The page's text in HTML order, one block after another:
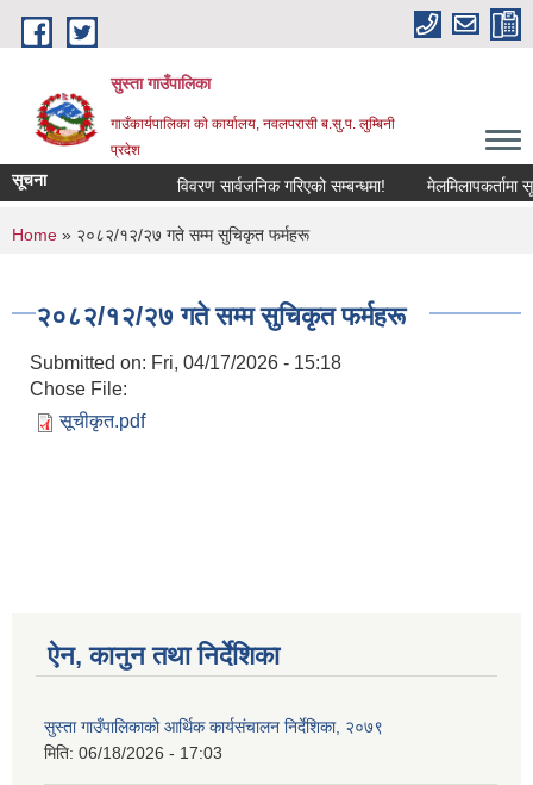
Skip to main content
सुस्ता गाउँपालिका
गाउँकार्यपालिका काे कार्यालय, नवलपरासी ब.सु.प. लुम्बिनी
प्रदेश
सूचना विवरण सार्वजनिक गरिएको सम्बन्धमा! मेलमिलापकर्तामा
You are here
Home » २०८२/१२/२७ गते सम्म सुचिकृत फर्महरू
२०८२/१२/२७ गते सम्म सुचिकृत फर्महरू
Submitted on: Fri, 04/17/2026 - 15:18
Chose File:
सूचीकृत.pdf
ऐन, कानुन तथा निर्देशिका
सुस्ता गाउँपालिकाको आर्थिक कार्यसंचालन निर्देशिका, २०७९
मिति: 06/18/2026 - 17:03